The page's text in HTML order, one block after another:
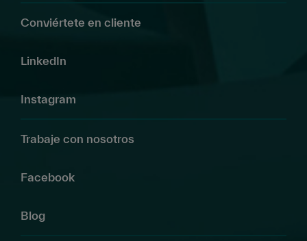
Conviértete en cliente
LinkedIn
Instagram
Trabaje con nosotros
Facebook
Blog